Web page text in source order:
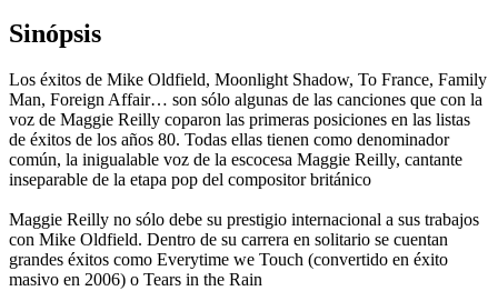
Sinópsis
Los éxitos de Mike Oldfield, Moonlight Shadow, To France, Family
Man, Foreign Affair… son sólo algunas de las canciones que con la
voz de Maggie Reilly coparon las primeras posiciones en las listas
de éxitos de los años 80. Todas ellas tienen como denominador
común, la inigualable voz de la escocesa Maggie Reilly, cantante
inseparable de la etapa pop del compositor británico
Maggie Reilly no sólo debe su prestigio internacional a sus trabajos
con Mike Oldfield. Dentro de su carrera en solitario se cuentan
grandes éxitos como Everytime we Touch (convertido en éxito
masivo en 2006) o Tears in the Rain